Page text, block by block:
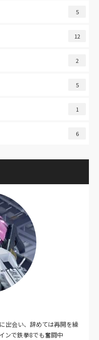
5
12
2
5
1
6
出会い、辞めては再開を繰
ンで鉄拳8でも奮闘中